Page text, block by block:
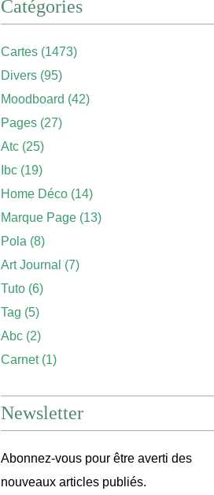
Catégories
Cartes (1473)
Divers (95)
Moodboard (42)
Pages (27)
Atc (25)
Ibc (19)
Home Déco (14)
Marque Page (13)
Pola (8)
Art Journal (7)
Tuto (6)
Tag (5)
Abc (2)
Carnet(1)
Newsletter
Abonnez-vous pour être averti des
nouveaux articles publiés.